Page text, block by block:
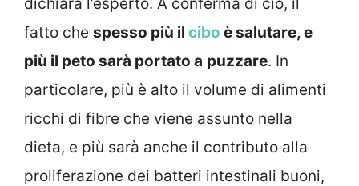
fatto che spesso più il cibo è salutare, e
più il peto sarà portato a puzzare. In
particolare, più è alto il volume di alimenti
ricchi di fibre che viene assunto nella
dieta, e più sarà anche il contributo alla
proliferazione dei batteri intestinali buoni,